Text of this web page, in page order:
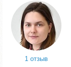
1 отзыв